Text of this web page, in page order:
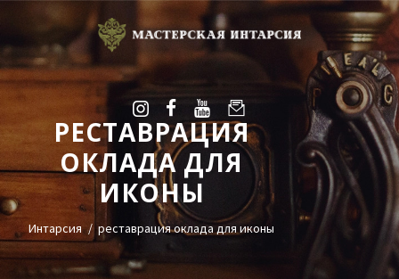
РЕСТАВРАЦИЯ
ОКЛАДА ДЛЯ
ИКОНЫ
Интарсия реставрация оклада для иконы
УСЛУГИ
ГАЛЕРЕЯ
ОЦЕНКА
О НАС
БЛОГ
КОНТАКТЫ